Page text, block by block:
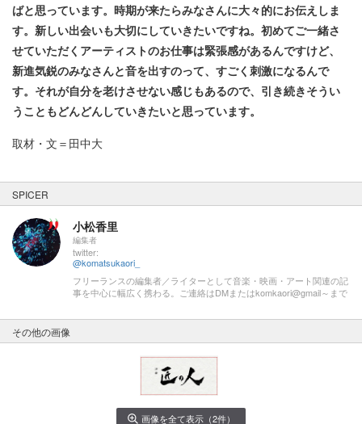
ばと思っています。時期が来たらみなさんに大々的にお伝えしま
す。新しい出会いも大切にしていきたいですね。初めてご一緒さ
せていただくアーティストのお仕事は緊張感があるんですけど、
新進気鋭のみなさんと音を出すのって、すごく刺激になるんで
す。それが自分を老けさせない感じもあるので、引き続きそうい
うこともどんどんしていきたいと思っています。
取材・文＝田中大
SPICER
小松香里
編集者
twitter:
@komatsukaori_
フリーランスの編集者／ライターとして音楽・映画・アート関連の記
事を中心に幅広く携わる。ご連絡はDMまたはkomkaori@gmail～まで
その他の画像
画像を全て表示（2件）